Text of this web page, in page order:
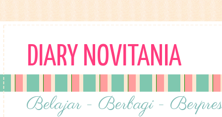
DIARY NOVITANIA
Belajar - Berbagi -